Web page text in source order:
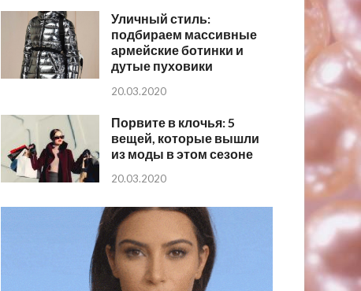
Уличный стиль:
подбираем массивные
армейские ботинки и
дутые пуховики
20.03.2020
Порвите в клочья: 5
вещей, которые вышли
из моды в этом сезоне
20.03.2020